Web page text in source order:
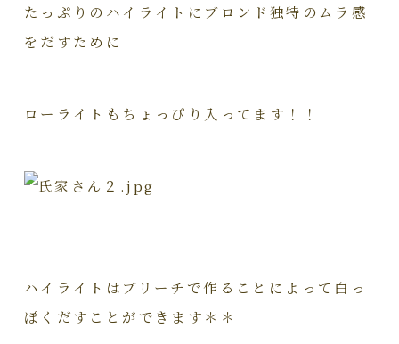
たっぷりのハイライトにブロンド独特のムラ感
をだすために
ローライトもちょっぴり入ってます！！
ハイライトはブリーチで作ることによって白っ
ぽくだすことができます＊＊